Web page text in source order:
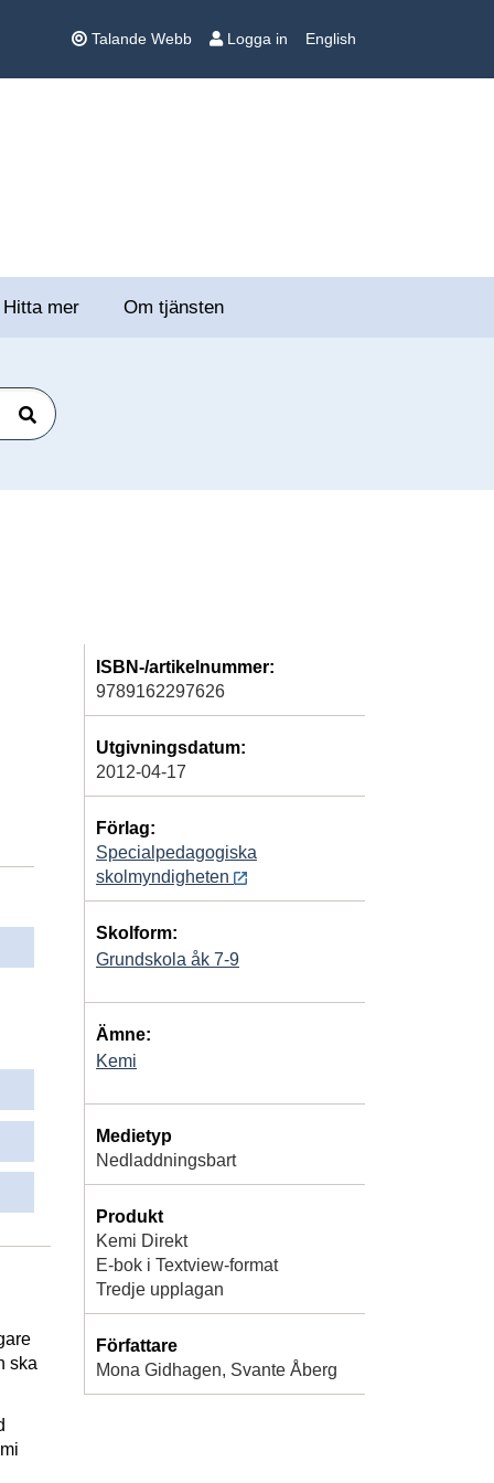
Talande Webb Logga in English
Hitta mer Om tjänsten
Sök
ska
ISBN-/artikelnummer:
9789162297626
Utgivningsdatum:
2012-04-17
Förlag:
Specialpedagogiska
skolmyndigheten
Skolform:
Grundskola åk 7-9
Ämne:
Kemi
Medietyp
Nedladdningsbart
Produkt
Kemi Direkt
E-bok i Textview-format
Tredje upplagan
Författare
Mona Gidhagen, Svante Åberg